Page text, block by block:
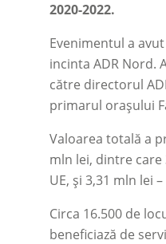
2020-2022.
Evenimentul a
incinta ADR Nord.
către directorul
primarul orașului
Valoarea totală a
mln lei, dintre care
UE, și 3,31 mln lei –
Circa 16.500 de
beneficiază de